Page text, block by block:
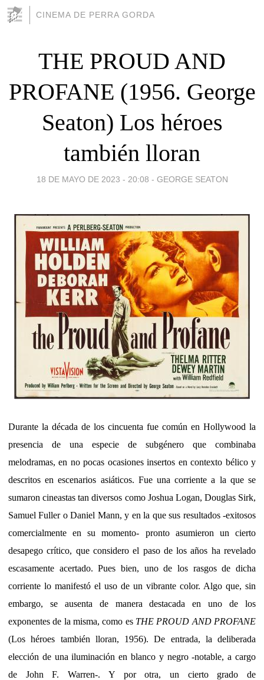
CINEMA DE PERRA GORDA
THE PROUD AND
PROFANE (1956. George
Seaton) Los héroes
también lloran
18 DE MAYO DE 2023 - 20:08 - GEORGE SEATON
Durante la década de los cincuenta fue común en Hollywood la
presencia de una especie de subgénero que combinaba
melodramas, en no pocas ocasiones insertos en contexto bélico y
descritos en escenarios asiáticos. Fue una corriente a la que se
sumaron cineastas tan diversos como Joshua Logan, Douglas Sirk,
Samuel Fuller o Daniel Mann, y en la que sus resultados -exitosos
comercialmente en su momento- pronto asumieron un cierto
desapego crítico, que considero el paso de los años ha revelado
escasamente acertado. Pues bien, uno de los rasgos de dicha
corriente lo manifestó el uso de un vibrante color. Algo que, sin
embargo, se ausenta de manera destacada en uno de los
exponentes de la misma, como es THE PROUD AND PROFANE
(Los héroes también lloran, 1956). De entrada, la deliberada
elección de una iluminación en blanco y negro -notable, a cargo
de John F. Warren-. Y por otra, un cierto grado de